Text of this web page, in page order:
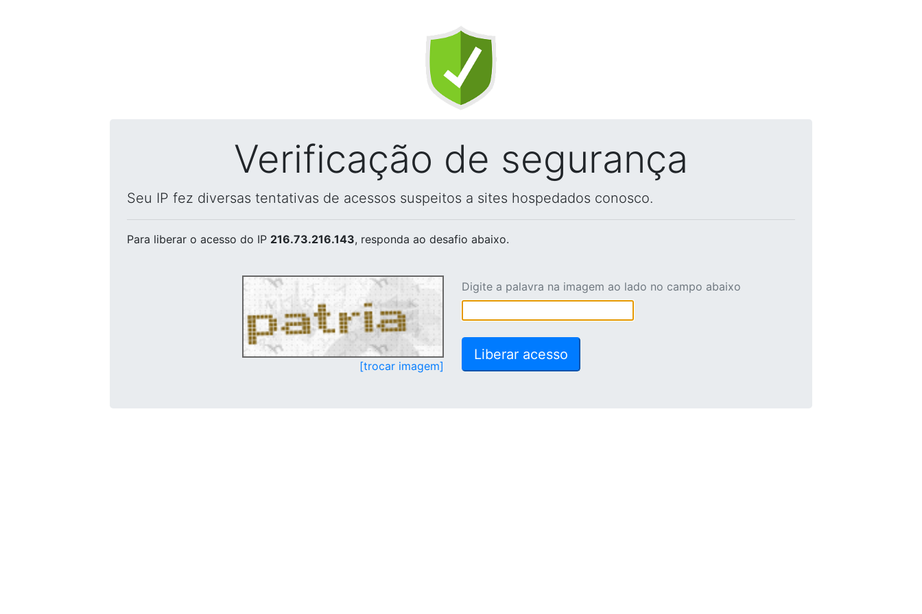
Verificação de segurança
Seu IP fez diversas tentativas de acessos suspeitos a sites hospedados conosco.
Para liberar o acesso do IP 216.73.216.143, responda ao desafio abaixo.
[trocar imagem]
Digite a palavra na imagem ao lado no campo abaixo